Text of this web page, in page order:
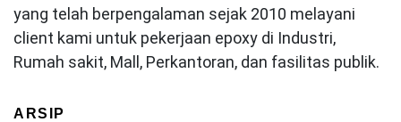
yang telah berpengalaman sejak 2010 melayani
client kami untuk pekerjaan epoxy di Industri,
Rumah sakit, Mall, Perkantoran, dan fasilitas publik.
ARSIP